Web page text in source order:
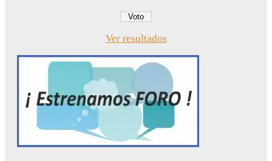
Ver resultados